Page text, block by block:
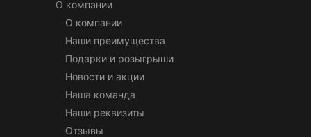
О компании
О компании
Наши преимущества
Подарки и розыгрыши
Новости и акции
Наша команда
Наши реквизиты
Отзывы